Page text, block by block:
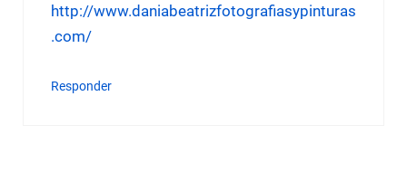
http://www.daniabeatrizfotografiasypinturas
.com/
Responder